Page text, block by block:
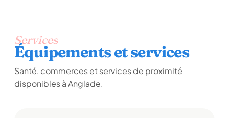
Services
Équipements et services
Santé, commerces et services de proximité
disponibles à Anglade.